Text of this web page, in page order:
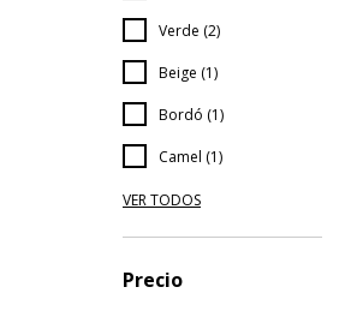
Verde (2)
Beige (1)
Bordó (1)
Camel (1)
VER TODOS
Precio